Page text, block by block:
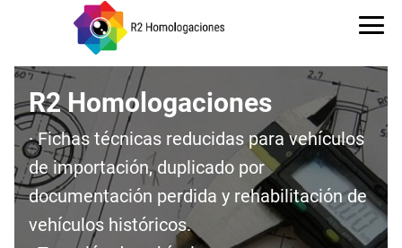
R2 Homologaciones
· Fichas técnicas reducidas para vehículos
de importación, duplicado por
documentación perdida y rehabilitación de
vehículos históricos.